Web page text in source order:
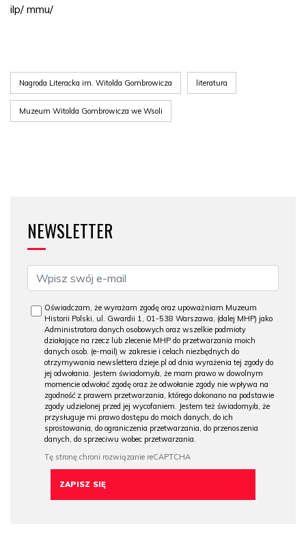
ilp/ mmu/
Nagroda Literacka im. Witolda Gombrowicza literatura
Muzeum Witolda Gombrowicza we Wsoli
NEWSLETTER
Oświadczam, że wyrażam zgodę oraz upoważniam Muzeum
Historii Polski, ul. Gwardii 1, 01-538 Warszawa, (dalej MHP) jako
Administratora danych osobowych oraz wszelkie podmioty
działające na rzecz lub zlecenie MHP do przetwarzania moich
danych osob. (e-mail) w zakresie i celach niezbędnych do
otrzymywania newslettera dzieje.pl od dnia wyrażenia tej zgody do
jej odwołania. Jestem świadomy/a, że mam prawo w dowolnym
momencie odwołać zgodę oraz że odwołanie zgody nie wpływa na
zgodność z prawem przetwarzania, którego dokonano na podstawie
zgody udzielonej przed jej wycofaniem. Jestem też świadomy/a, że
przysługuje mi prawo dostępu do moich danych, do ich
sprostowania, do ograniczenia przetwarzania, do przenoszenia
danych, do sprzeciwu wobec przetwarzania.